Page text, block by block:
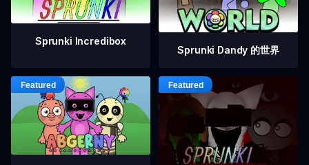
Sprunki Incredibox
Sprunki Dandy 的世界